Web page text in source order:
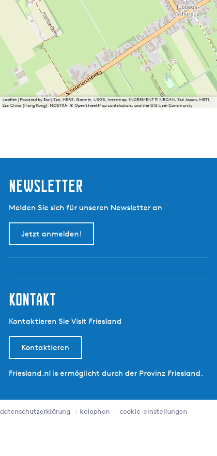
Leaflet|Powered by Esri | Esri, HERE, Garmin, USGS, Intermap, INCREMENT P, NRCAN, Esri Japan, METI,
Esri China (Hong Kong), NOSTRA, © OpenStreetMap contributors, and the GIS User Community
Newsletter
Melden Sie sich für unseren Newsletter an
Jetzt anmelden!
kontakt
Kontaktieren Sie Visit Friesland
Kontaktieren
Friesland.nl is ermöglicht durch der Provinz Friesland.
datenschutzerklärung kolophon cookie-einstellungen